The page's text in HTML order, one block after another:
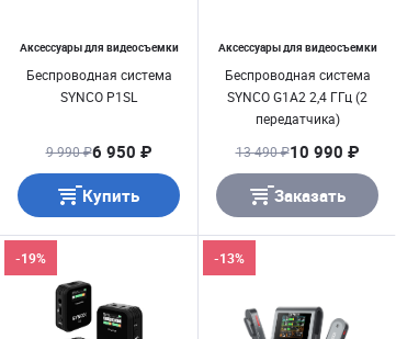
Аксессуары для видеосъемки
Беспроводная система
SYNCO P1SL
9 990 ₽6 950 ₽
Купить
Аксессуары для видеосъемки
Беспроводная система
SYNCO G1A2 2,4 ГГц (2
передатчика)
13 490 ₽10 990 ₽
Заказать
-19% -13%